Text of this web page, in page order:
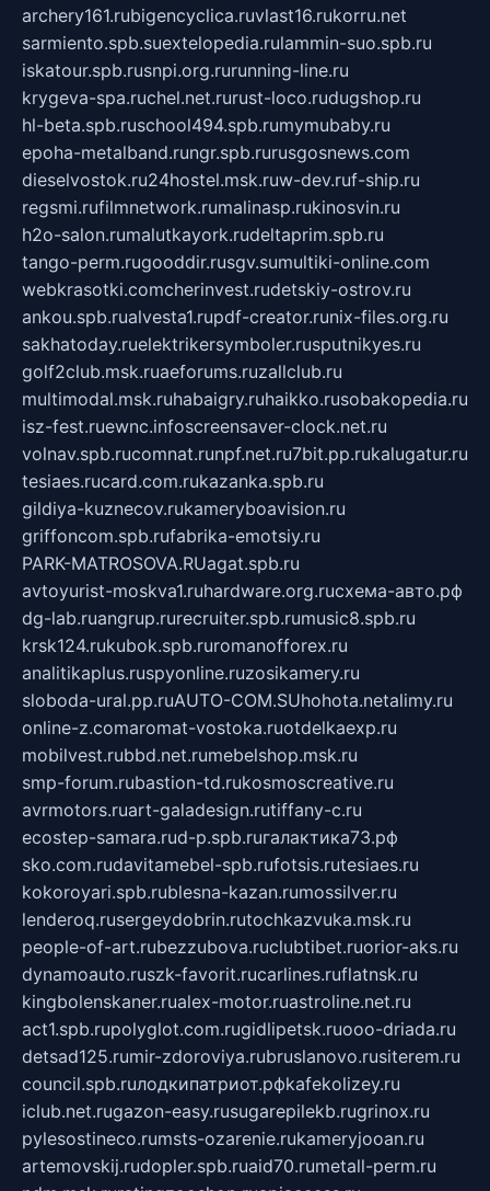
archery161.rubigencyclica.ruvlast16.rukorru.net
sarmiento.spb.suextelopedia.rulammin-suo.spb.ru
iskatour.spb.rusnpi.org.rurunning-line.ru
krygeva-spa.ruchel.net.rurust-loco.rudugshop.ru
hl-beta.spb.ruschool494.spb.rumymubaby.ru
epoha-metalband.rungr.spb.rurusgosnews.com
dieselvostok.ru24hostel.msk.ruw-dev.ruf-ship.ru
regsmi.rufilmnetwork.rumalinasp.rukinosvin.ru
h2o-salon.rumalutkayork.rudeltaprim.spb.ru
tango-perm.rugooddir.rusgv.sumultiki-online.com
webkrasotki.comcherinvest.rudetskiy-ostrov.ru
ankou.spb.rualvesta1.rupdf-creator.runix-files.org.ru
sakhatoday.ruelektrikersymboler.rusputnikyes.ru
golf2club.msk.ruaeforums.ruzallclub.ru
multimodal.msk.ruhabaigry.ruhaikko.rusobakopedia.ru
isz-fest.ruewnc.infoscreensaver-clock.net.ru
volnav.spb.rucomnat.runpf.net.ru7bit.pp.rukalugatur.ru
tesiaes.rucard.com.rukazanka.spb.ru
gildiya-kuznecov.rukameryboavision.ru
griffoncom.spb.rufabrika-emotsiy.ru
PARK-MATROSOVA.RUagat.spb.ru
avtoyurist-moskva1.ruhardware.org.ruсхема-авто.рф
dg-lab.ruangrup.rurecruiter.spb.rumusic8.spb.ru
krsk124.rukubok.spb.ruromanofforex.ru
analitikaplus.ruspyonline.ruzosikamery.ru
sloboda-ural.pp.ruAUTO-COM.SUhohota.netalimy.ru
online-z.comaromat-vostoka.ruotdelkaexp.ru
mobilvest.rubbd.net.rumebelshop.msk.ru
smp-forum.rubastion-td.rukosmoscreative.ru
avrmotors.ruart-galadesign.rutiffany-c.ru
ecostep-samara.rud-p.spb.ruгалактика73.рф
sko.com.rudavitamebel-spb.rufotsis.rutesiaes.ru
kokoroyari.spb.rublesna-kazan.rumossilver.ru
lenderoq.rusergeydobrin.rutochkazvuka.msk.ru
people-of-art.rubezzubova.ruclubtibet.ruorior-aks.ru
dynamoauto.ruszk-favorit.rucarlines.ruflatnsk.ru
kingbolenskaner.rualex-motor.ruastroline.net.ru
act1.spb.rupolyglot.com.rugidlipetsk.ruooo-driada.ru
detsad125.rumir-zdoroviya.rubruslanovo.rusiterem.ru
council.spb.ruлодкипатриот.рфkafekolizey.ru
iclub.net.rugazon-easy.rusugarepilekb.rugrinox.ru
pylesostineco.rumsts-ozarenie.rukameryjooan.ru
artemovskij.rudopler.spb.ruaid70.rumetall-perm.ru